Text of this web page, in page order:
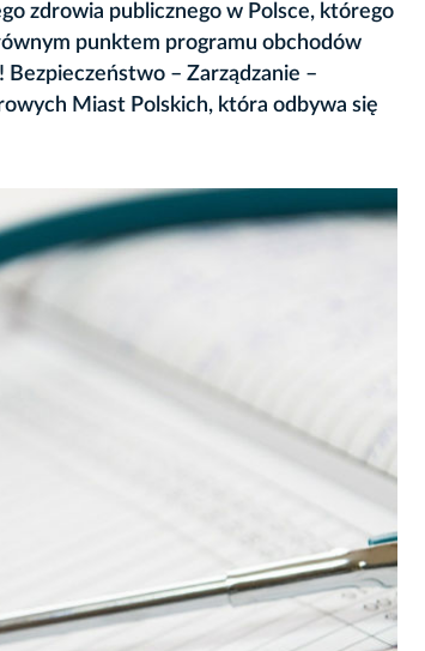
zdrowia publicznego w Polsce, którego
punktem programu obchodów
– Zarządzanie –
Miast Polskich, która odbywa się